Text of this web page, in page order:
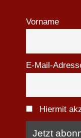
Vorname
E-Mail-
Hiermit